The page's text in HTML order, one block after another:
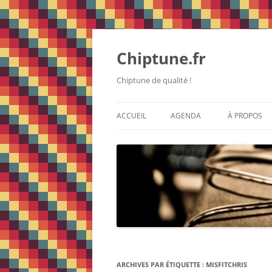
Chiptune.fr
Chiptune de qualité !
ACCUEIL AGENDA À PROPOS
ARCHIVES PAR ÉTIQUETTE : MISFITCHRIS